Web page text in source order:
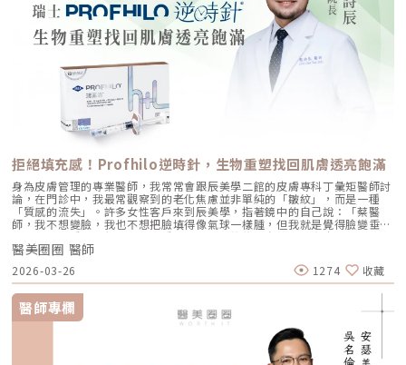
拒絕填充感！Profhilo逆時針，生物重塑找回肌膚透亮飽滿
身為皮膚管理的專業醫師，我常常會跟辰美學二館的皮膚專科丁彙矩醫師討
論，在門診中，我最常觀察到的老化焦慮並非單純的「皺紋」，而是一種
「質感的流失」。許多女性客戶來到辰美學，指著鏡中的自己說：「蔡醫
師，我不想變臉，我也不想把臉填得像氣球一樣腫，但我就是覺得臉變垂
了、乾了，看起來很累。」這種「累感」，往往來自於肌膚真皮層結構的崩
解。過去我們習慣用玻尿酸去「填補」凹陷，或是用電音波去「緊緻」皮
表，但在這兩者之間，其實存在著一個關鍵的空白區：生物重塑（Bio-
Remodeling）。這就是為什麼我對 Profhilo 逆時針（俗稱：璞菲洛）情
有獨鍾的原因。一、 重新定義抗老：為什麼妳需要的是「重塑」而非「填
充」？在深入了解 Profhilo逆時針 之前，我們必須先釐清肌膚老化的本
質。肌膚的年輕度由真皮層的三大支柱決定：水份、膠原蛋白
（Collagen）以及彈力蛋白（Elastin）。多數人對膠原蛋白耳熟能詳，它
就像建築物的「鋼筋水泥」，負責撐起皮膚的厚度與體積；然而，讓肌膚在
做表情後能迅速回彈、維持組織張力的關鍵，其實是彈力蛋白。彈力蛋白就
醫美圈圈 醫師
2026-03-26 1274 收藏
醫師專欄